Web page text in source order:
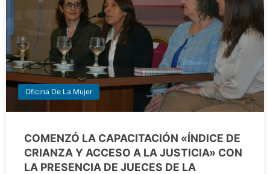
Oficina De La Mujer
COMENZÓ LA CAPACITACIÓN «ÍNDICE DE
CRIANZA Y ACCESO A LA JUSTICIA» CON
LA PRESENCIA DE JUECES DE LA